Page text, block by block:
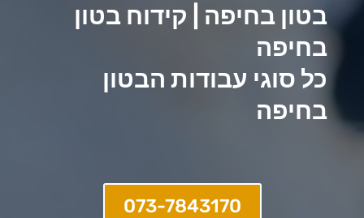
בטון בחיפה | קידוח בטון
בחיפה
כל סוגי עבודות הבטון
בחיפה
073-7843170